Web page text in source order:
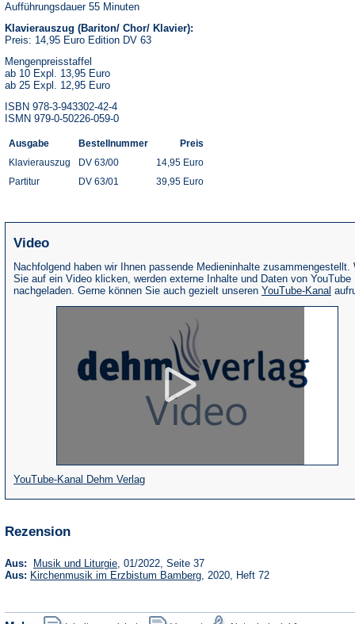
Aufführungsdauer 55 Minuten
Klavierauszug (Bariton/ Chor/ Klavier):
Preis: 14,95 Euro Edition DV 63
Mengenpreisstaffel
ab 10 Expl. 13,95 Euro
ab 25 Expl. 12,95 Euro
ISBN 978-3-943302-42-4
ISMN 979-0-50226-059-0
Ausgabe Bestellnummer
Preis
Klavierauszug
DV 63/00
14,95 Euro
Partitur
DV 63/01 39,95 Euro
Video
Nachfolgend haben wir Ihnen passende Medieninhalte zusammengestellt.
Sie auf ein Video klicken, werden externe Inhalte und Daten von YouTube
nachgeladen. Gerne können Sie auch gezielt unseren YouTube-Kanal
YouTube-Kanal Dehm Verlag(Öffnet
in
Tab)
Rezension
Aus: Musik und Liturgie(Öffnet
in
, 01/2022, Seite 37
Aus: Kirchenmusik im Erzbistum Bamberg(Öffnet
Tab)
, 2020, Heft 72
(Öffnet
(Öffnet